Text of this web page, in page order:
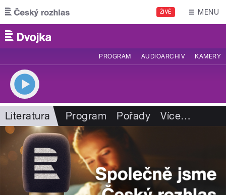
Přejít k hlavnímu obsahu
ŽIVĚ MENU
PROGRAM AUDIOARCHIV KAMERY
Literatura Program Pořady Více…